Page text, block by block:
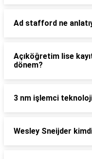
Ad stafford ne
Açıköğretim lise
dönem?
3 nm işlemci
Wesley Sneijder